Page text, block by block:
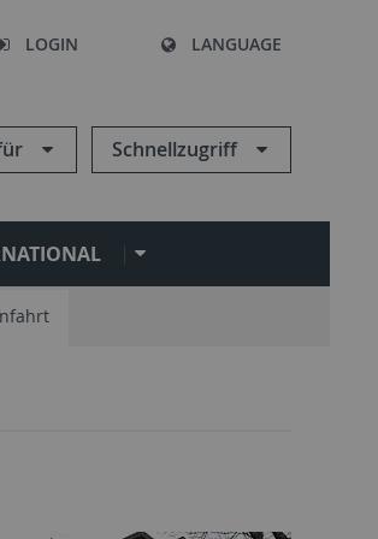
LOGIN LANGUAGE
Schnellzugriff